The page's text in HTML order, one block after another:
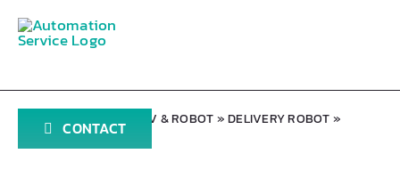
CONTACT
Home AGV & ROBOT»DELIVERY ROBOT»